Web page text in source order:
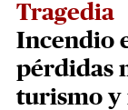
Tragedia
Incendio
pérdidas
turismo y